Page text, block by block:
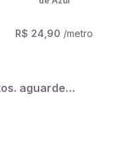
R$ 24,90 /metro
aguarde…